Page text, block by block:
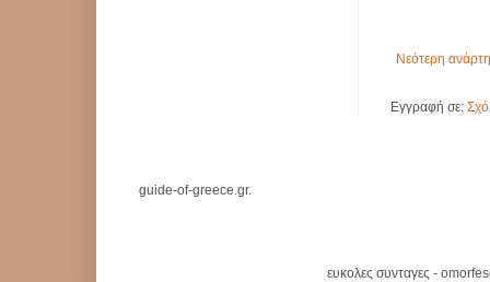
Νεότερη
Εγγραφή σε:
guide-of-greece.gr.
ευκολες συνταγες -